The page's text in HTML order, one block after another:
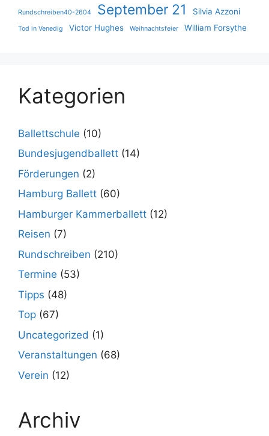
Rundschreiben40-2604 September 21 Silvia Azzoni
Tod in Venedig Victor Hughes Weihnachtsfeier William Forsythe
Kategorien
Ballettschule (10)
Bundesjugendballett (14)
Förderungen (2)
Hamburg Ballett (60)
Hamburger Kammerballett (12)
Reisen (7)
Rundschreiben (210)
Termine (53)
Tipps (48)
Top (67)
Uncategorized (1)
Veranstaltungen (68)
Verein (12)
Archiv